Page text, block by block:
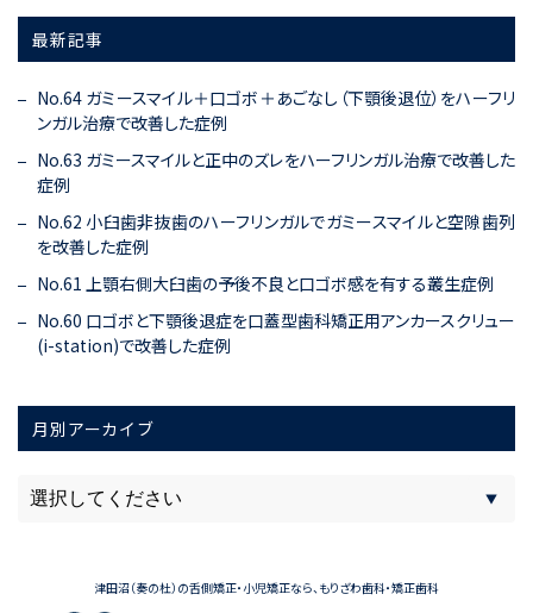
最新記事
No.64 ガミースマイル＋口ゴボ＋あごなし（下顎後退位）をハーフリ
ンガル治療で改善した症例
No.63 ガミースマイルと正中のズレをハーフリンガル治療で改善した
症例
No.62 小臼歯非抜歯のハーフリンガルでガミースマイルと空隙歯列
を改善した症例
No.61 上顎右側大臼歯の予後不良と口ゴボ感を有する叢生症例
No.60 口ゴボと下顎後退症を口蓋型歯科矯正用アンカースクリュー
(i-station)で改善した症例
月別アーカイブ
津田沼（奏の杜）の舌側矯正・小児矯正なら、もりざわ歯科・矯正歯科